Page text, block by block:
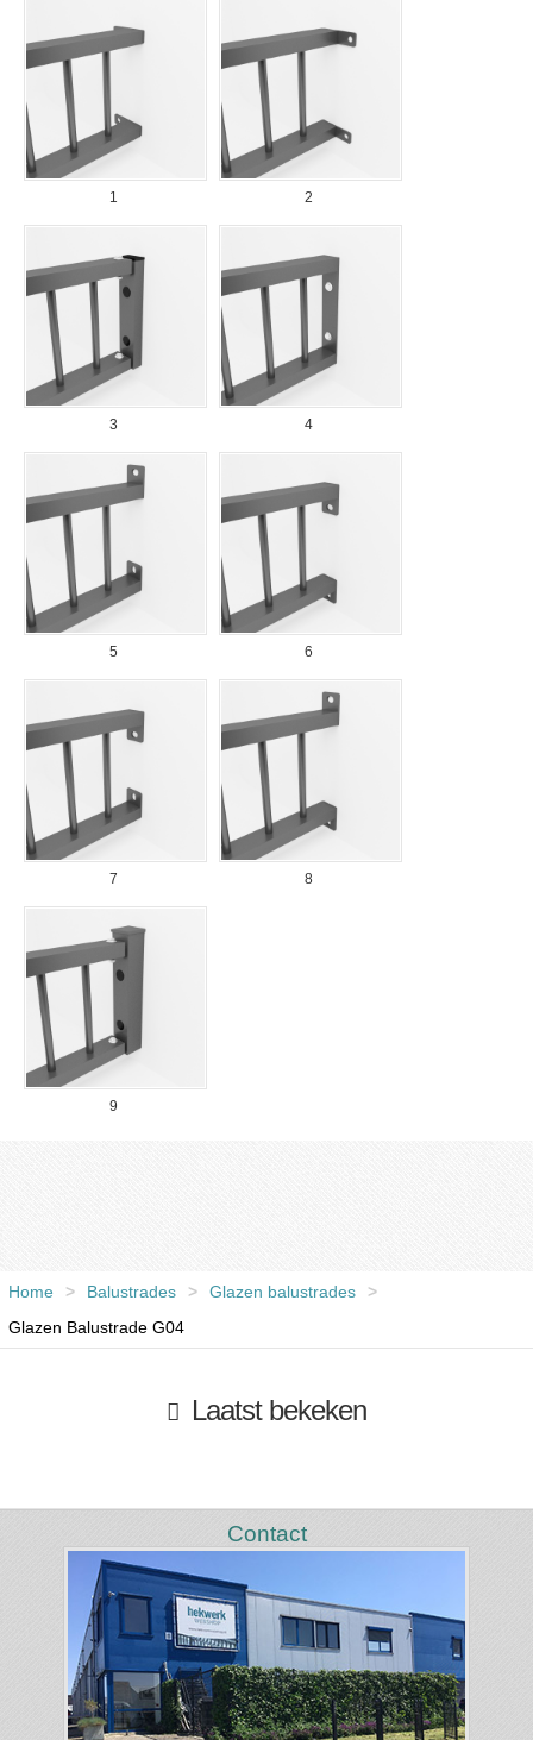
1 2
3 4
5 6
7 8
9
Home > Balustrades > Glazen balustrades
>
Glazen Balustrade G04
Laatst bekeken
Contact